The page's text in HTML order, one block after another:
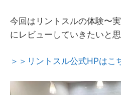
今回はリントスルの体験〜
にレビューしていきたいと思
＞＞リントスル公式HPはこ